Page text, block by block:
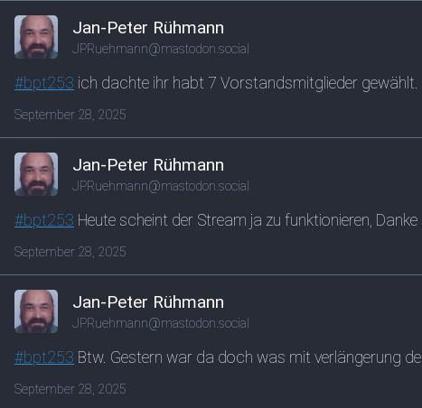
Jan-Peter Rühmann
JPRuehmann@mastodon.social
#bpt253 ich dachte ihr habt 7 Vorstandsmitglieder gewählt.
September 28, 2025
Jan-Peter Rühmann
JPRuehmann@mastodon.social
#bpt253 Heute scheint der Stream ja zu funktionieren,
September 28, 2025
Jan-Peter Rühmann
JPRuehmann@mastodon.social
#bpt253 Btw. Gestern war da doch was mit verlängerung
September 28, 2025